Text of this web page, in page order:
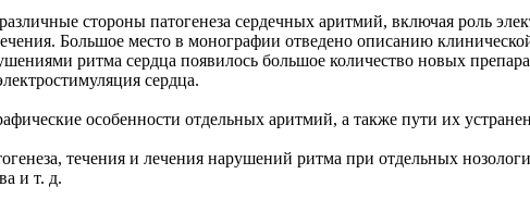
стороны патогенеза сердечных аритмий, включая роль
Большое место в монографии отведено описанию
ритма сердца появилось большое количество новых
сердца.
особенности отдельных аритмий, а также пути их
течения и лечения нарушений ритма при отдельных
и т. д.